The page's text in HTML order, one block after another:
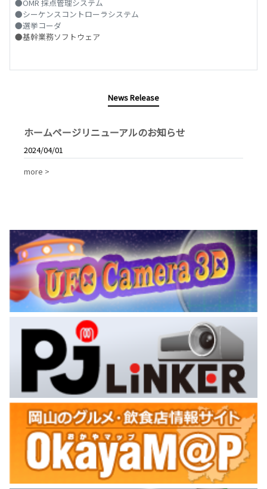
●OMR 採点管理システム
●シーケンスコントローラシステム
●選挙コーダ
●基幹業務ソフトウェア
News Release
2024/04/01
ホームページリニューアルのお知らせ
more >